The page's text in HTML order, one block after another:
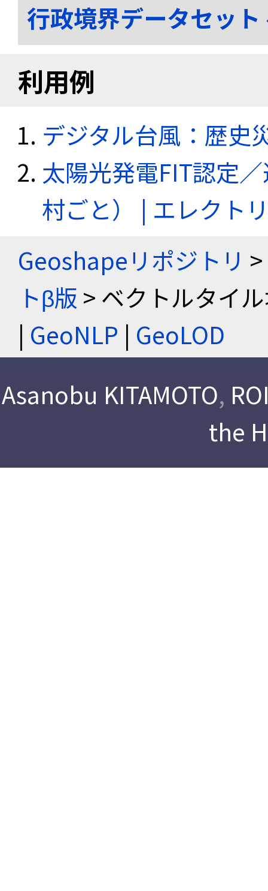
行政境界データセッ
利用例
デジタル台風：歴史
太陽光発電FIT認定
村ごと） | エレクト
Geoshapeリポジトリ >
トβ版 > ベクトルタイ
| GeoNLP | GeoLOD
Asanobu KITAMOTO,
the